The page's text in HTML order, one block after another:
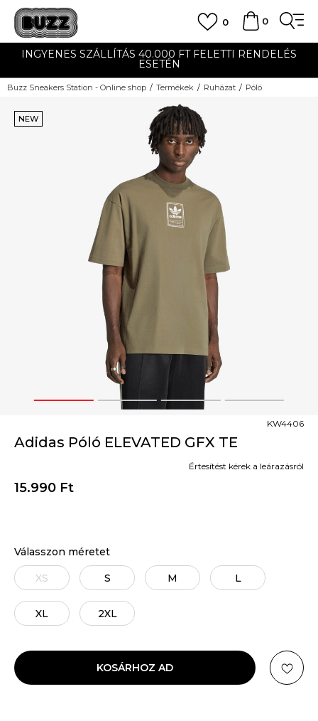
0
0
INGYENES SZÁLLÍTÁS 40.000 FT FELETTI RENDELÉS
ESETÉN
Buzz Sneakers Station - Online shop Termékek Ruházat Póló
1 2 3 4
NEW
Adidas Póló ELEVATED GFX TE
KW4406
15.990 Ft
Értesítést kérek a leárazásról
Válasszon méretet
XS S M L
XL 2XL
KOSÁRHOZ AD